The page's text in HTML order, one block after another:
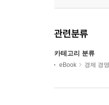
관련분류
카테고리 분류
eBook 경제 경영